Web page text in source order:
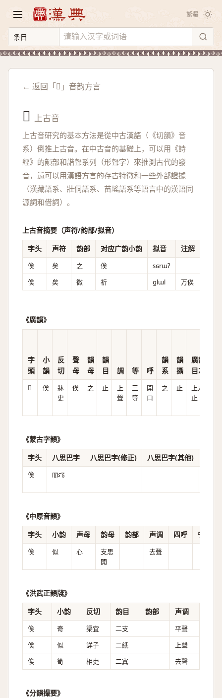
繁體
← 返回「𢓪」音韵方言
𢓪 上古音
上古音研究的基本方法是從中古漢語（《切韻》音
系）倒推上古音。在中古音的基礎上，可以用《詩
經》的韻部和諧聲系列（形聲字）來推測古代的發
音，還可以用漢語方言的存古特徵和一些外部證據
（漢藏語系、壯侗語系、苗瑤語系等語言中的漢語同
源詞和借詞）。
上古音摘要（声符/韵部/拟音）
字头
声符 韵部 对应广韵小韵 拟音 注解
俟 矣 之 俟
sɢrɯʔ
俟
矣 微 祈 ɡlɯl 万俟
《廣韻》
字
頭
小
韻
反
切
聲
母
韻
母
韻
目
調 等 呼
韻
系
韻
攝
廣韻
目次
𢓪 俟
牀
史
俟 之 止
上
聲
三
等
開
口
之 止
上六
止
《蒙古字韻》
字头
八思巴字 八思巴字(修正) 八思巴字(其他)
俟 ꡄꡜꡞ
《中原音韻》
字头
小韵 声母 韵母 韵部 声调 四呼 宁继福
俟 似 心
支思
開
去聲
《洪武正韻牋》
字头
小韵 反切 韵目 韵部 声调
俟 奇 渠宜 二支
平聲
俟
似 詳子 二紙
上聲
俟
笥 相吏 二寘 去聲
《分韻撮要》